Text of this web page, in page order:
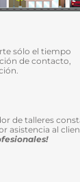
sólo el tiempo
de contacto,
de talleres
asistencia al